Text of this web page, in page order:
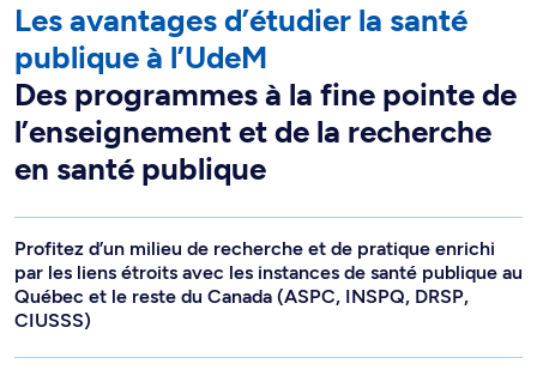
Les avantages d’étudier la santé
publique à l’UdeM
Des programmes à la fine pointe de
l’enseignement et de la recherche
en santé publique
Profitez d’un milieu de recherche et de pratique enrichi
par les liens étroits avec les instances de santé publique au
Québec et le reste du Canada (ASPC, INSPQ, DRSP,
CIUSSS)